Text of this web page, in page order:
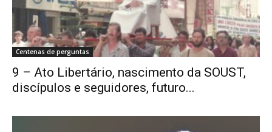
Centenas de perguntas
9 – Ato Libertário, nascimento da SOUST,
discípulos e seguidores, futuro...